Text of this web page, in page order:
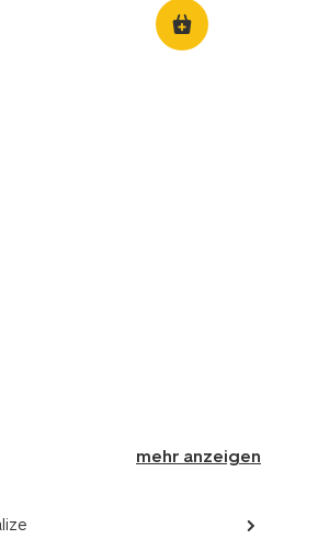
mehr anzeigen